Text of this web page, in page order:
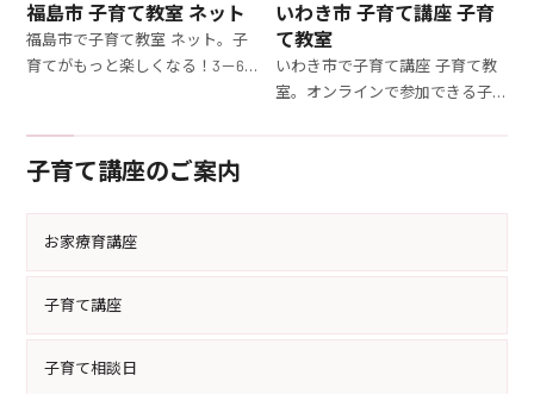
室。3－6歳の子どもの発達を理
解し、最適な育児法を学べる内
容が充実しています。
で安心です。
福島市 子育て教室 ネット
福島市で子育て教室 ネット。子
育てがもっと楽しくなる！3－6
いわき市 子育て講座 子育
て教室
いわき市で子育て講座 子育て教
室。オンラインで参加できる子
子育て講座のご案内
お家療育講座
子育て講座
子育て相談日